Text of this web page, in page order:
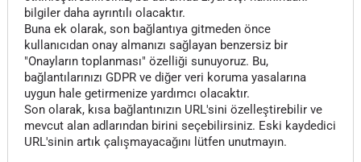
bilgiler daha ayrıntılı olacaktır.
Buna ek olarak, son bağlantıya gitmeden önce
kullanıcıdan onay almanızı sağlayan benzersiz bir
"Onayların toplanması" özelliği sunuyoruz. Bu,
bağlantılarınızı GDPR ve diğer veri koruma yasalarına
uygun hale getirmenize yardımcı olacaktır.
Son olarak, kısa bağlantınızın URL'sini özelleştirebilir ve
mevcut alan adlarından birini seçebilirsiniz. Eski kaydedici
URL'sinin artık çalışmayacağını lütfen unutmayın.